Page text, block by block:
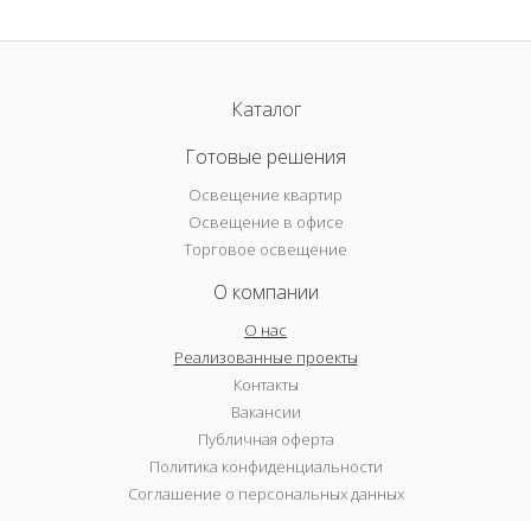
Каталог
Готовые решения
Освещение квартир
Освещение в офисе
Торговое освещение
О компании
О нас
Реализованные проекты
Контакты
Вакансии
Публичная оферта
Политика конфиденциальности
Соглашение о персональных данных